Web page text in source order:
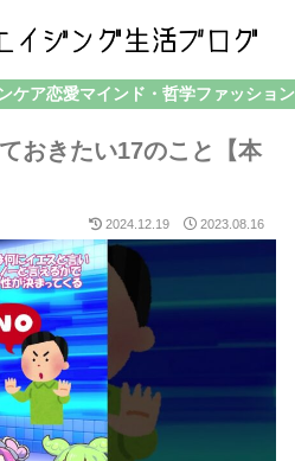
ケア恋愛マインド・哲学ファッション
おきたい17のこと【本
2024.12.19 2023.08.16